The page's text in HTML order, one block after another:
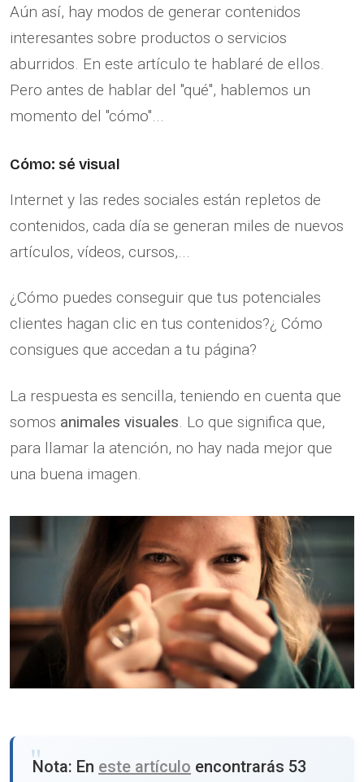
Aún así, hay modos de generar contenidos
interesantes sobre productos o servicios
aburridos. En este artículo te hablaré de ellos.
Pero antes de hablar del "qué", hablemos un
momento del "cómo"...
Cómo: sé visual
Internet y las redes sociales están repletos de
contenidos, cada día se generan miles de nuevos
artículos, vídeos, cursos,...
¿Cómo puedes conseguir que tus potenciales
clientes hagan clic en tus contenidos?¿ Cómo
consigues que accedan a tu página?
La respuesta es sencilla, teniendo en cuenta que
somos animales visuales. Lo que significa que,
para llamar la atención, no hay nada mejor que
una buena imagen.
Nota: En este artículo encontrarás 53